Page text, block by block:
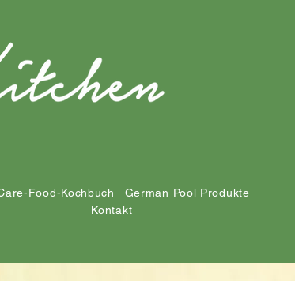
Food-Kochbuch
German Pool Produkte
Kontakt